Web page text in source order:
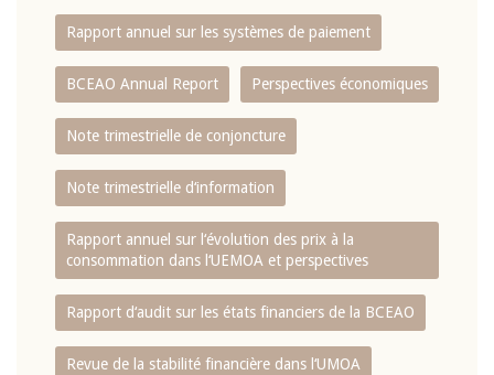
Rapport annuel sur les systèmes de paiement
BCEAO Annual Report Perspectives économiques
Note trimestrielle de conjoncture
Note trimestrielle d‘information
Rapport annuel sur l‘évolution des prix à la
consommation dans l‘UEMOA et perspectives
Rapport d‘audit sur les états financiers de la BCEAO
Revue de la stabilité financière dans l‘UMOA